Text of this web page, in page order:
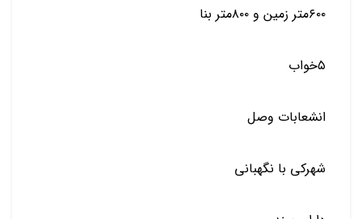
۶۰۰متر زمین و ۸۰۰متر بنا
۵خواب
انشعابات وصل
شهرکی با نگهبانی